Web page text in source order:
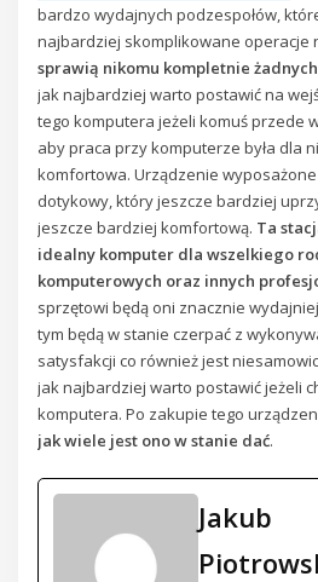
bardzo wydajnych podzespołów,
najbardziej skomplikowane operacje
sprawią nikomu kompletnie
jak najbardziej warto postawić na
tego komputera jeżeli komuś przede
aby praca przy komputerze była dla
komfortowa. Urządzenie
dotykowy, który jeszcze bardziej
jeszcze bardziej komfortową. Ta
idealny komputer dla wszelkiego
komputerowych oraz innych
sprzętowi będą oni znacznie
tym będą w stanie czerpać z
satysfakcji co również jest
jak najbardziej warto postawić jeżeli
komputera. Po zakupie tego
jak wiele jest ono w stanie dać.
Jakub